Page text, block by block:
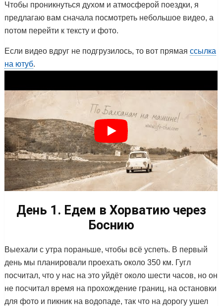
Чтобы проникнуться духом и атмосферой поездки, я
предлагаю вам сначала посмотреть небольшое видео, а
потом перейти к тексту и фото.
Если видео вдруг не подгрузилось, то вот прямая ссылка
на ютуб.
День 1. Едем в Хорватию через
Боснию
Выехали с утра пораньше, чтобы всё успеть. В первый
день мы планировали проехать около 350 км. Гугл
посчитал, что у нас на это уйдёт около шести часов, но он
не посчитал время на прохождение границ, на остановки
для фото и пикник на водопаде, так что на дорогу ушел